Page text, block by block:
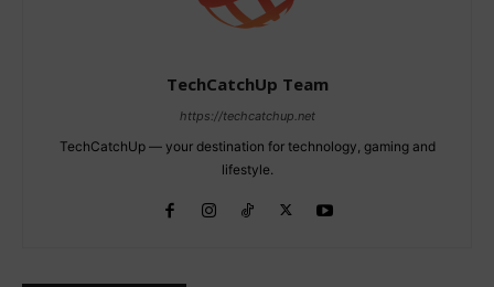
TechCatchUp Team
https://techcatchup.net
TechCatchUp — your destination for technology, gaming and
lifestyle.